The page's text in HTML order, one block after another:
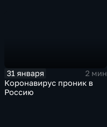
31 января
2 мин
Коронавирус проник в
Россию